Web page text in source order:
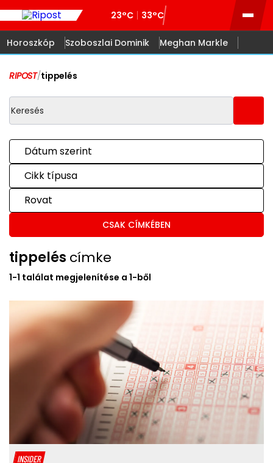
23°C 33°C
Horoszkóp Szoboszlai Dominik Meghan Markle
RIPOST/tippelés
Dátum szerint
Cikk típusa
Rovat
CSAK CÍMKÉBEN
tippelés címke
1-1 találat megjelenítése a 1-ből
INSIDER